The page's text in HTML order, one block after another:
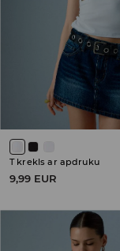
T krekls ar apdruku
9,99 EUR